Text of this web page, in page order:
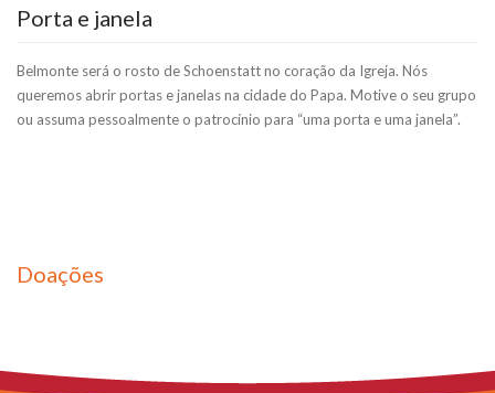
Porta e janela
Belmonte será o rosto de Schoenstatt no coração da Igreja. Nós
queremos abrir portas e janelas na cidade do Papa. Motive o seu grupo
ou assuma pessoalmente o patrocínio para “uma porta e uma janela”.
Doações